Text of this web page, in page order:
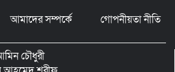
গ্রেফতার ১ সিল-স্টাম্প প্যাড জব্দ।
আমাদের সম্পর্কে গোপনীয়তা নীতি
চৌধুরী